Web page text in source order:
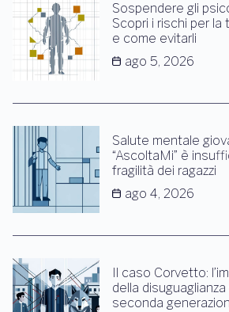
Sospendere gli
Scopri i rischi per
e come evitarli
ago 5, 2026
Salute mentale
“AscoltaMi” è
fragilità dei ragazzi
ago 4, 2026
Il caso Corvetto:
della
seconda